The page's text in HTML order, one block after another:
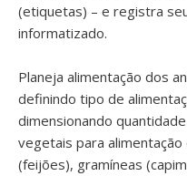
(etiquetas) – e registra
informatizado.
Planeja alimentação dos
definindo tipo de
dimensionando
vegetais para
(feijões), gramíneas